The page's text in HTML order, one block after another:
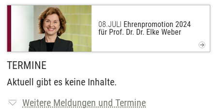
08.JULI Ehrenpromotion 2024
für Prof. Dr. Dr. Elke Weber
TERMINE
Aktuell gibt es keine Inhalte.
Weitere Meldungen und Termine